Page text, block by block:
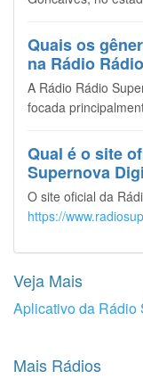
Quais os
na Rádio
A Rádio Rádio
focada
Qual é o site
Supernova
O site oficial da
https://
Veja Mais
Aplicativo da Rádio
Mais Rádios